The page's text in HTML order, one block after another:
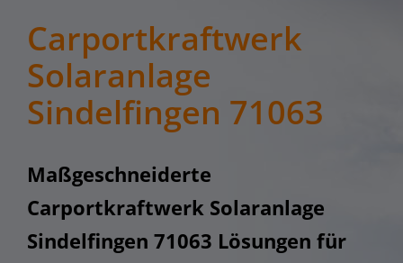
Unitree
Booster
Whalesbot
STEM
Carportkraftwerk
Solaranlage
Sindelfingen 71063
Maßgeschneiderte
Carportkraftwerk Solaranlage
Sindelfingen 71063 Lösungen für